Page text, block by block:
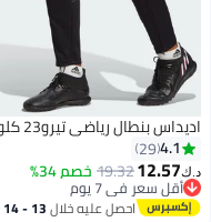
رياضي تيرو23 كلوب
29
19.32خصم 34%
في 7 يوم
في 7 يوم
احصل عليه خلال 13 - 14